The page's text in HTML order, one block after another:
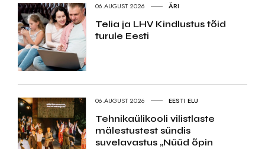
06.AUGUST 2026 ÄRI
Telia ja LHV Kindlustus tõid
turule Eesti
06.AUGUST 2026 EESTI ELU
Tehnikaülikooli vilistlaste
mälestustest sündis
suvelavastus „Nüüd õpin